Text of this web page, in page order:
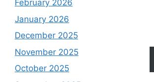
February 2026
January 2026
December 2025
November 2025
October 2025